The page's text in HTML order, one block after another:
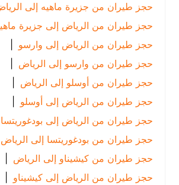
حجز طيران من جزيرة ماهيه إلى الرياض
|
حجز طيران من الرياض إلى جزيرة ماهيه |
حجز طيران من الرياض إلى وارسو
|
حجز طيران من وارسو إلى الرياض
|
حجز طيران من أوسلو إلى الرياض
|
حجز طيران من الرياض إلى أوسلو
|
حجز طيران من الرياض إلى بودغوريتسا
|
حجز طيران من بودغوريتسا إلى الرياض
|
حجز طيران من كيشيناو إلى الرياض
|
حجز طيران من الرياض إلى كيشيناو |